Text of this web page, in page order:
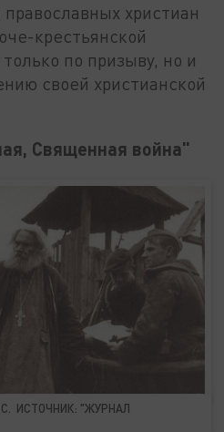
христиан
крестьянской
по призыву, но и
своей христианской
Священная война"
ИСТОЧНИК: "ЖУРНАЛ